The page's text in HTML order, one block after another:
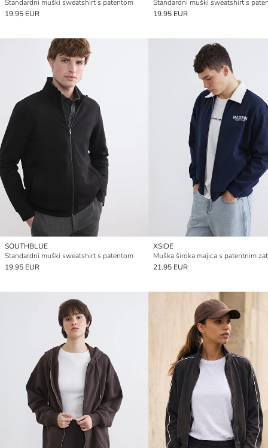
Standardni muški sweatshirt s patentom
19.95 EUR
Standardni muški sweatshirt s
19.95 EUR
SOUTHBLUE
Standardni muški sweatshirt s patentom
19.95 EUR
XSIDE
21.95 EUR